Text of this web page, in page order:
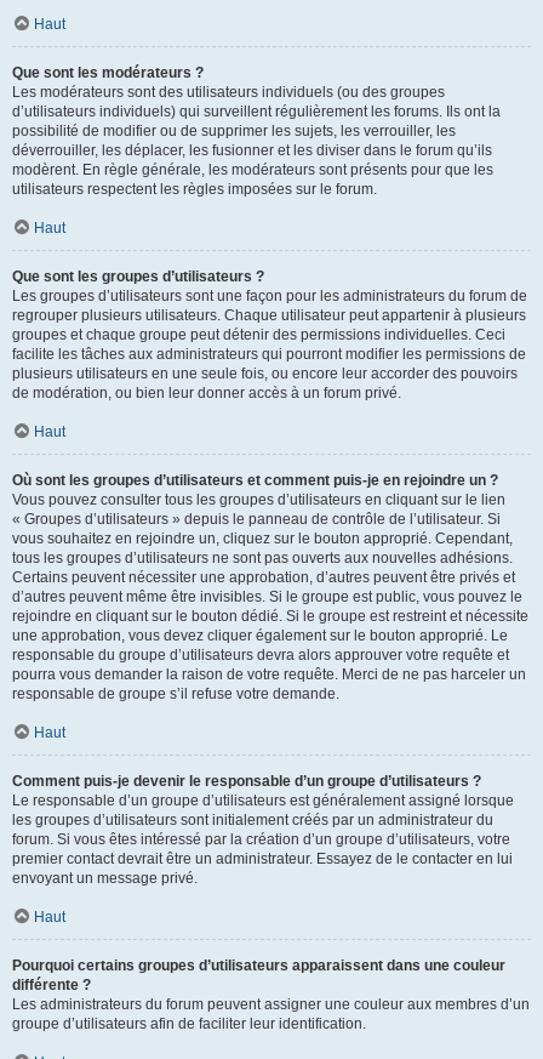
Haut
Que sont les modérateurs ?
Les modérateurs sont des utilisateurs individuels (ou des groupes
d’utilisateurs individuels) qui surveillent régulièrement les forums. Ils ont la
possibilité de modifier ou de supprimer les sujets, les verrouiller, les
déverrouiller, les déplacer, les fusionner et les diviser dans le forum qu’ils
modèrent. En règle générale, les modérateurs sont présents pour que les
utilisateurs respectent les règles imposées sur le forum.
Haut
Que sont les groupes d’utilisateurs ?
Les groupes d’utilisateurs sont une façon pour les administrateurs du forum de
regrouper plusieurs utilisateurs. Chaque utilisateur peut appartenir à plusieurs
groupes et chaque groupe peut détenir des permissions individuelles. Ceci
facilite les tâches aux administrateurs qui pourront modifier les permissions de
plusieurs utilisateurs en une seule fois, ou encore leur accorder des pouvoirs
de modération, ou bien leur donner accès à un forum privé.
Haut
Où sont les groupes d’utilisateurs et comment puis-je en rejoindre un ?
Vous pouvez consulter tous les groupes d’utilisateurs en cliquant sur le lien
« Groupes d’utilisateurs » depuis le panneau de contrôle de l’utilisateur. Si
vous souhaitez en rejoindre un, cliquez sur le bouton approprié. Cependant,
tous les groupes d’utilisateurs ne sont pas ouverts aux nouvelles adhésions.
Certains peuvent nécessiter une approbation, d’autres peuvent être privés et
d’autres peuvent même être invisibles. Si le groupe est public, vous pouvez le
rejoindre en cliquant sur le bouton dédié. Si le groupe est restreint et nécessite
une approbation, vous devez cliquer également sur le bouton approprié. Le
responsable du groupe d’utilisateurs devra alors approuver votre requête et
pourra vous demander la raison de votre requête. Merci de ne pas harceler un
responsable de groupe s’il refuse votre demande.
Haut
Comment puis-je devenir le responsable d’un groupe d’utilisateurs ?
Le responsable d’un groupe d’utilisateurs est généralement assigné lorsque
les groupes d’utilisateurs sont initialement créés par un administrateur du
forum. Si vous êtes intéressé par la création d’un groupe d’utilisateurs, votre
premier contact devrait être un administrateur. Essayez de le contacter en lui
envoyant un message privé.
Haut
Pourquoi certains groupes d’utilisateurs apparaissent dans une couleur
différente ?
Les administrateurs du forum peuvent assigner une couleur aux membres d’un
groupe d’utilisateurs afin de faciliter leur identification.